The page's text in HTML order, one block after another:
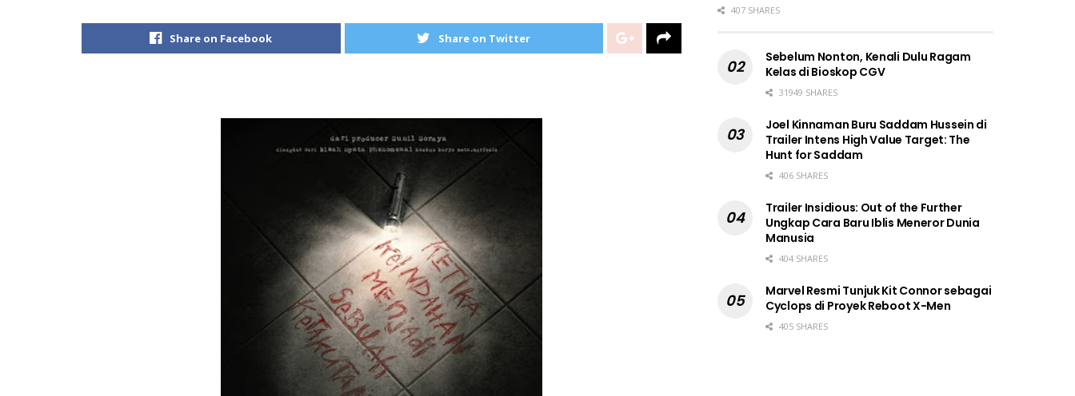
Share on Facebook Share on Twitter
407 SHARES
Sebelum Nonton, Kenali Dulu Ragam
Kelas di Bioskop CGV
31949 SHARES
Joel Kinnaman Buru Saddam Hussein di
Trailer Intens High Value Target: The
Hunt for Saddam
406 SHARES
Trailer Insidious: Out of the Further
Ungkap Cara Baru Iblis Meneror Dunia
Manusia
404 SHARES
Marvel Resmi Tunjuk Kit Connor sebagai
Cyclops di Proyek Reboot X-Men
405 SHARES